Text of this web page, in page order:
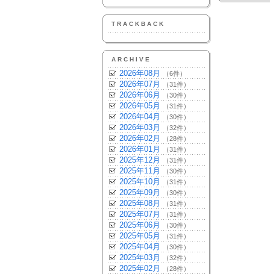
TRACKBACK
ARCHIVE
2026年08月 （6件）
2026年07月 （31件）
2026年06月 （30件）
2026年05月 （31件）
2026年04月 （30件）
2026年03月 （32件）
2026年02月 （28件）
2026年01月 （31件）
2025年12月 （31件）
2025年11月 （30件）
2025年10月 （31件）
2025年09月 （30件）
2025年08月 （31件）
2025年07月 （31件）
2025年06月 （30件）
2025年05月 （31件）
2025年04月 （30件）
2025年03月 （32件）
2025年02月 （28件）